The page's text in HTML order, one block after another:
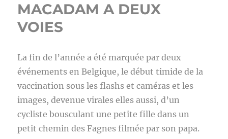
MACADAM A DEUX
VOIES
La fin de l’année a été marquée par deux
événements en Belgique, le début timide de la
vaccination sous les flashs et caméras et les
images, devenue virales elles aussi, d’un
cycliste bousculant une petite fille dans un
petit chemin des Fagnes filmée par son papa.